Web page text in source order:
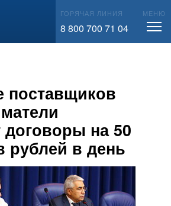
ГОРЯЧАЯ ЛИНИЯ
8 800 700 71 04
МЕНЮ
поставщиков
на 50
рублей в день